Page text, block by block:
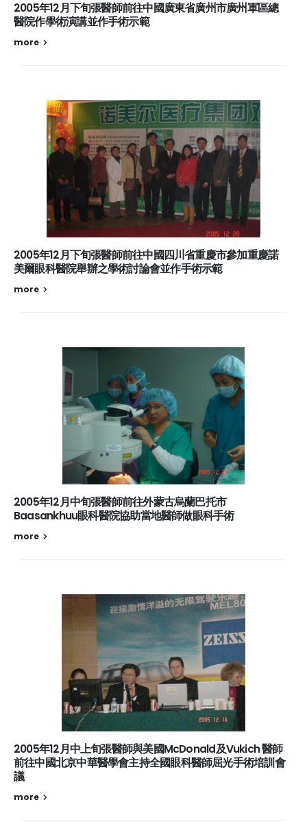
2005年12月下旬張醫師前往中國廣東省廣州市廣州軍區總
醫院作學術演講並作手術示範
more
2005年12月下旬張醫師前往中國四川省重慶市參加重慶諾
美爾眼科醫院舉辦之學術討論會並作手術示範
more
2005年12月中旬張醫師前往外蒙古烏蘭巴托市
Baasankhuu眼科醫院協助當地醫師做眼科手術
more
2005年12月中上旬張醫師與美國McDonald及Vukich 醫師
前往中國北京中華醫學會主持全國眼科醫師屈光手術培訓會
議
more